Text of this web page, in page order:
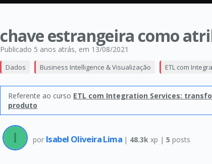
chave estrangeira como
Publicado 5 anos atrás, em 13/08/2021
Dados Business Intelligence & Visualização ETL com
Referente ao curso ETL com Integration Services:
produto
por Isabel Oliveira Lima | 48.3k xp |5 posts